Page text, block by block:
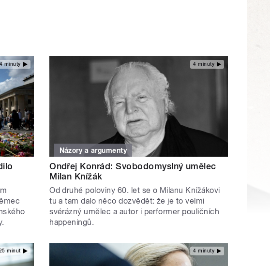
4 minuty 4 minuty
Názory a argumenty
Ondřej Konrád: Svobodomyslný umělec
Milan Knížák
Od druhé poloviny 60. let se o Milanu Knížákovi
tu a tam dalo něco dozvědět: že je to velmi
svérázný umělec a autor i performer pouličních
happeningů.
minut 4 minuty